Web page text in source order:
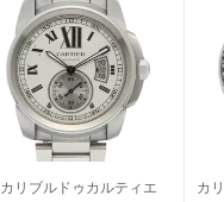
カリブルドゥカルティエ